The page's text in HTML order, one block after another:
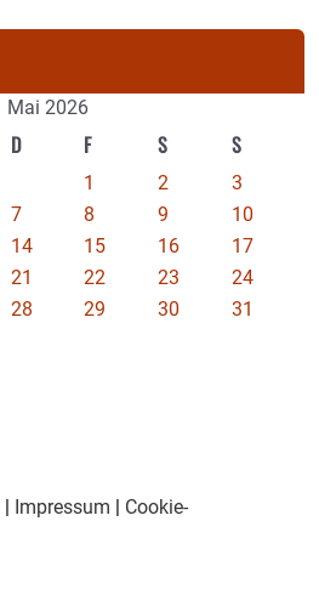
Mai 2026
D F S S
1 2
3
7 8 9
10
14 15 16
17
21 22 23
24
28 29 30
31
Impressum
Cookie-